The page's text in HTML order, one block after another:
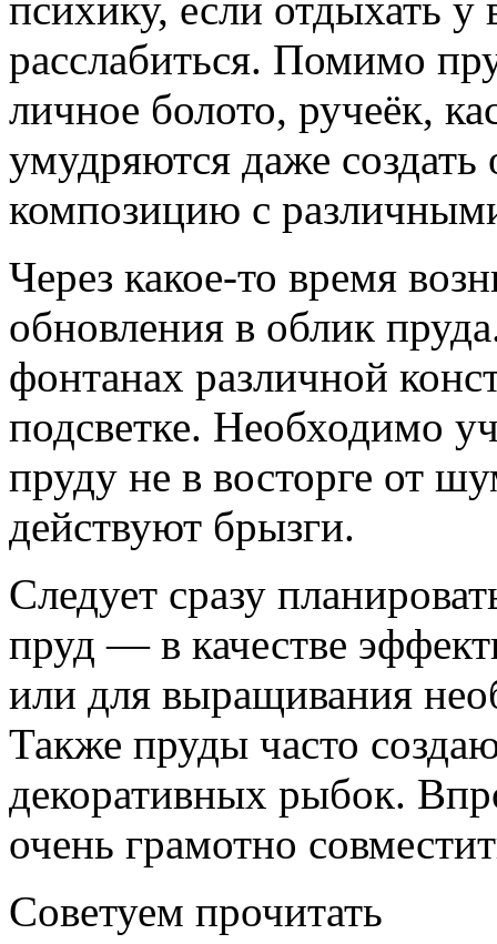
расслабиться. Помимо
личное болото, ручеёк,
умудряются даже
композицию с
Через какое-то время
обновления в облик
фонтанах различной
подсветке. Необходимо
пруду не в восторге от
действуют брызги.
Следует сразу
пруд — в качестве
или для выращивания
Также пруды часто
декоративных рыбок.
очень грамотно
Советуем прочитать